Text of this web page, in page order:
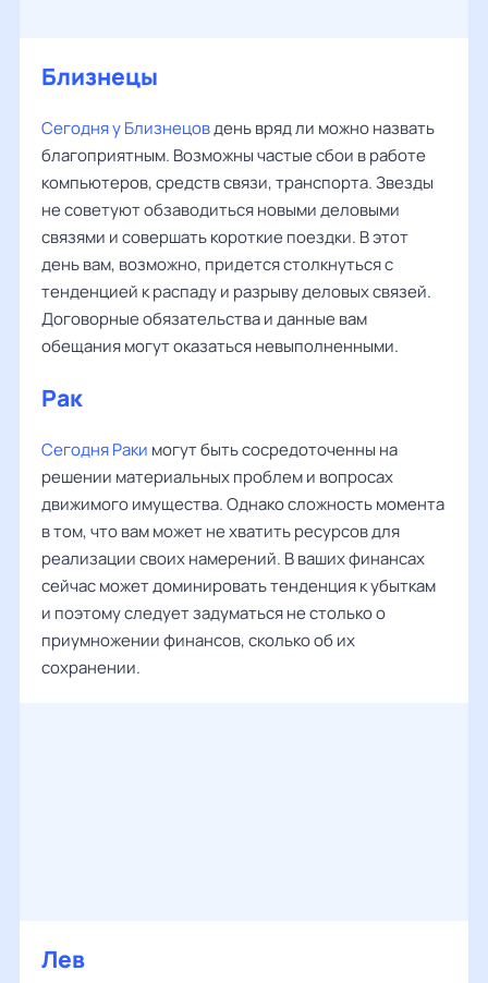
Близнецы
Сегодня у Близнецовдень вряд ли можно назвать
благоприятным. Возможны частые сбои в работе
компьютеров, средств связи, транспорта. Звезды
не советуют обзаводиться новыми деловыми
связями и совершать короткие поездки. В этот
день вам, возможно, придется столкнуться с
тенденцией к распаду и разрыву деловых связей.
Договорные обязательства и данные вам
обещания могут оказаться невыполненными.
Рак
Сегодня Раки могут быть сосредоточенны на
решении материальных проблем и вопросах
движимого имущества. Однако сложность момента
в том, что вам может не хватить ресурсов для
реализации своих намерений. В ваших финансах
сейчас может доминировать тенденция к убыткам
и поэтому следует задуматься не столько о
приумножении финансов, сколько об их
сохранении.
Лев